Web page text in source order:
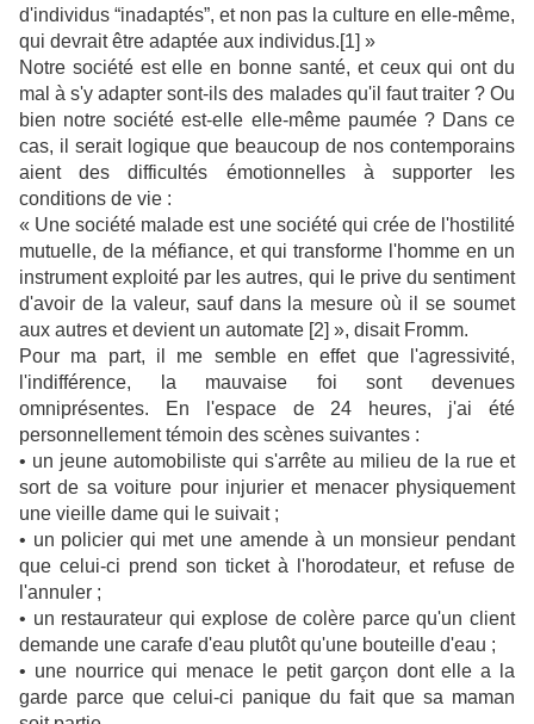
d'individus “inadaptés”, et non pas la culture en elle-même,
qui devrait être adaptée aux individus.[1] »
Notre société est elle en bonne santé, et ceux qui ont du
mal à s'y adapter sont-ils des malades qu'il faut traiter ? Ou
bien notre société est-elle elle-même paumée ? Dans ce
cas, il serait logique que beaucoup de nos contemporains
aient des difficultés émotionnelles à supporter les
conditions de vie :
« Une société malade est une société qui crée de l'hostilité
mutuelle, de la méfiance, et qui transforme l'homme en un
instrument exploité par les autres, qui le prive du sentiment
d'avoir de la valeur, sauf dans la mesure où il se soumet
aux autres et devient un automate [2] », disait Fromm.
Pour ma part, il me semble en effet que l'agressivité,
l'indifférence, la mauvaise foi sont devenues
omniprésentes. En l'espace de 24 heures, j'ai été
personnellement témoin des scènes suivantes :
• un jeune automobiliste qui s'arrête au milieu de la rue et
sort de sa voiture pour injurier et menacer physiquement
une vieille dame qui le suivait ;
• un policier qui met une amende à un monsieur pendant
que celui-ci prend son ticket à l'horodateur, et refuse de
l'annuler ;
• un restaurateur qui explose de colère parce qu'un client
demande une carafe d'eau plutôt qu'une bouteille d'eau ;
• une nourrice qui menace le petit garçon dont elle a la
garde parce que celui-ci panique du fait que sa maman